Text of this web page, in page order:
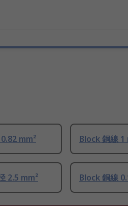
mm² Block 銅線 1
2.5 mm² Block 銅線